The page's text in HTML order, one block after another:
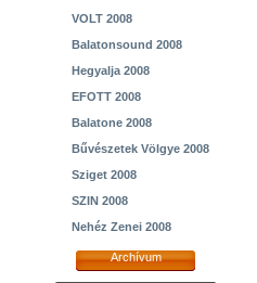
VOLT 2008
Balatonsound 2008
Hegyalja 2008
EFOTT 2008
Balatone 2008
Bűvészetek Völgye 2008
Sziget 2008
SZIN 2008
Nehéz Zenei 2008
Archívum